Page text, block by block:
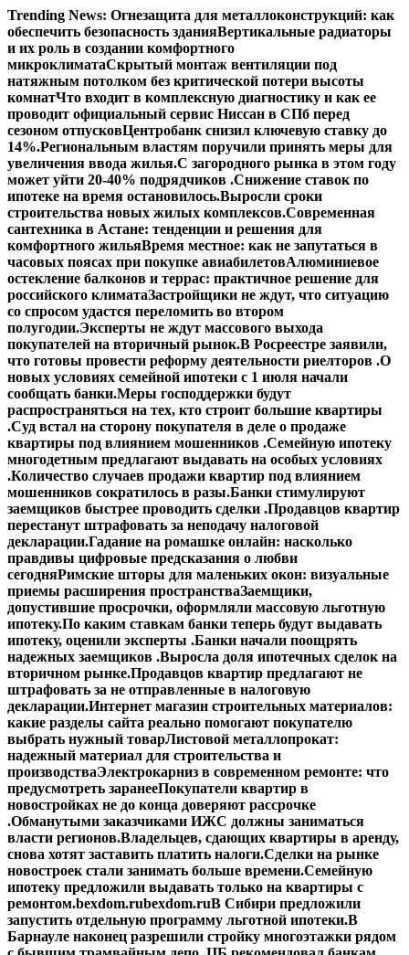
Перейти
к
содержимому
Trending News: Огнезащита для металлоконструкций: как
обеспечить безопасность зданияВертикальные радиаторы
и их роль в создании комфортного
микроклиматаСкрытый монтаж вентиляции под
натяжным потолком без критической потери высоты
комнатЧто входит в комплексную диагностику и как ее
проводит официальный сервис Ниссан в СПб перед
сезоном отпусковЦентробанк снизил ключевую ставку до
14%.Региональным властям поручили принять меры для
увеличения ввода жилья.С загородного рынка в этом году
может уйти 20-40% подрядчиков .Снижение ставок по
ипотеке на время остановилось.Выросли сроки
строительства новых жилых комплексов.Современная
сантехника в Астане: тенденции и решения для
комфортного жильяВремя местное: как не запутаться в
часовых поясах при покупке авиабилетовАлюминиевое
остекление балконов и террас: практичное решение для
российского климатаЗастройщики не ждут, что ситуацию
со спросом удастся переломить во втором
полугодии.Эксперты не ждут массового выхода
покупателей на вторичный рынок.В Росреестре заявили,
что готовы провести реформу деятельности риелторов .О
новых условиях семейной ипотеки с 1 июля начали
сообщать банки.Меры господдержки будут
распространяться на тех, кто строит большие квартиры
.Суд встал на сторону покупателя в деле о продаже
квартиры под влиянием мошенников .Семейную ипотеку
многодетным предлагают выдавать на особых условиях
.Количество случаев продажи квартир под влиянием
мошенников сократилось в разы.Банки стимулируют
заемщиков быстрее проводить сделки .Продавцов квартир
перестанут штрафовать за неподачу налоговой
декларации.Гадание на ромашке онлайн: насколько
правдивы цифровые предсказания о любви
сегодняРимские шторы для маленьких окон: визуальные
приемы расширения пространстваЗаемщики,
допустившие просрочки, оформляли массовую льготную
ипотеку.По каким ставкам банки теперь будут выдавать
ипотеку, оценили эксперты .Банки начали поощрять
надежных заемщиков .Выросла доля ипотечных сделок на
вторичном рынке.Продавцов квартир предлагают не
штрафовать за не отправленные в налоговую
декларации.Интернет магазин строительных материалов:
какие разделы сайта реально помогают покупателю
выбрать нужный товарЛистовой металлопрокат:
надежный материал для строительства и
производстваЭлектрокарниз в современном ремонте: что
предусмотреть заранееПокупатели квартир в
новостройках не до конца доверяют рассрочке
.Обманутыми заказчиками ИЖС должны заниматься
власти регионов.Владельцев, сдающих квартиры в аренду,
снова хотят заставить платить налоги.Сделки на рынке
новостроек стали занимать больше времени.Семейную
ипотеку предложили выдавать только на квартиры с
ремонтом.bexdom.rubexdom.ruВ Сибири предложили
запустить отдельную программу льготной ипотеки.В
Барнауле наконец разрешили стройку многоэтажки рядом